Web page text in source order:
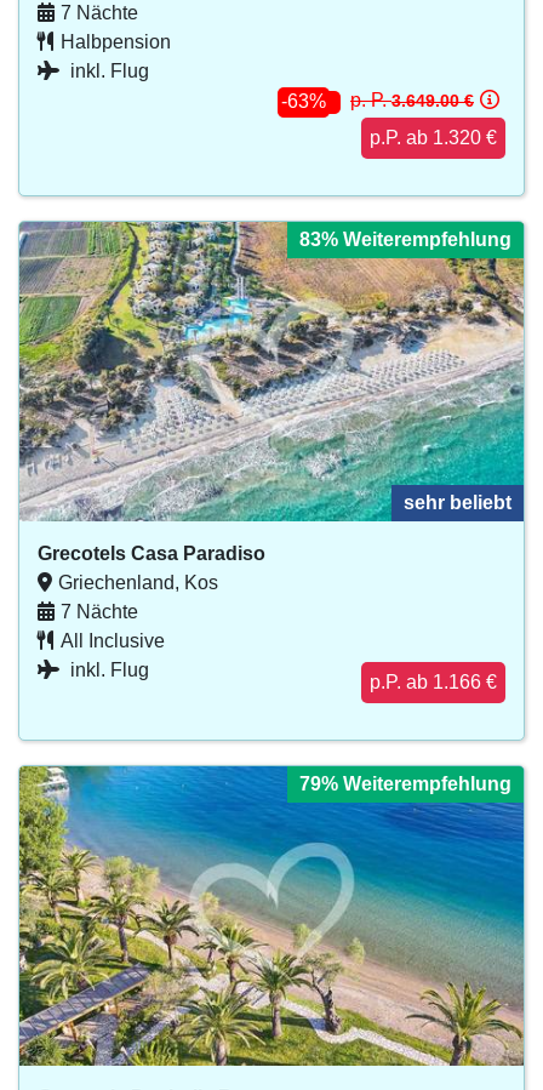
7 Nächte
Halbpension
inkl. Flug
-63%
p. P.3.649.00 €
p.P. ab 1.320 €
83% Weiterempfehlung
sehr beliebt
Grecotels Casa Paradiso
Griechenland, Kos
7 Nächte
All Inclusive
inkl. Flug
p.P. ab 1.166 €
79% Weiterempfehlung